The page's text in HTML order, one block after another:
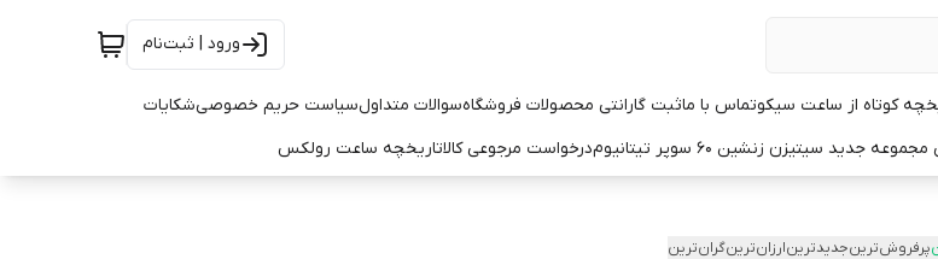
ورود | ثبت‌نام
کوتاه از ساعت سیکوتماس با ماثبت گارانتی محصولات فروشگاهسوالات متداولسیاست حریم خصوصیشکایات
جدید سیتیزن زنشین ۶۰ سوپر تیتانیوم درخواست مرجوعی کالاتاریخچه ساعت رولکس
پرفروش‌ترینجدیدترینارزان‌ترینگران‌ترین